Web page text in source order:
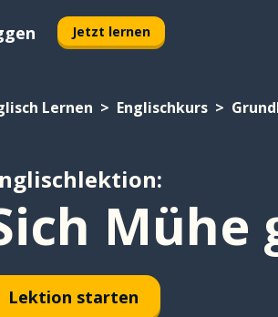
Jetzt lernen
Lernen Englischkurs
Mühe
Lektion starten